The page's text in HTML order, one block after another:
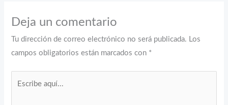
Deja un comentario
Tu dirección de correo electrónico no será publicada. Los
campos obligatorios están marcados con *